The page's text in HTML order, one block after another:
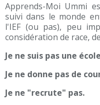
Apprends-Moi Ummi
suivi dans le monde
l'IEF (ou pas), peu
considération de race,
Je ne suis pas une
Je ne donne pas de
Je ne "recrute" pas.